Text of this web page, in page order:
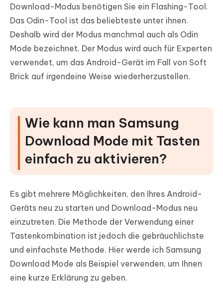
Download-Modus benötigen Sie ein Flashing-Tool.
Das Odin-Tool ist das beliebteste unter ihnen.
Deshalb wird der Modus manchmal auch als Odin
Mode bezeichnet. Der Modus wird auch für Experten
verwendet, um das Android-Gerät im Fall von Soft
Brick auf irgendeine Weise wiederherzustellen.
Wie kann man Samsung
Download Mode mit Tasten
einfach zu aktivieren?
Es gibt mehrere Möglichkeiten, den Ihres Android-
Geräts neu zu starten und Download-Modus neu
einzutreten. Die Methode der Verwendung einer
Tastenkombination ist jedoch die gebräuchlichste
und einfachste Methode. Hier werde ich Samsung
Download Mode als Beispiel verwenden, um Ihnen
eine kurze Erklärung zu geben.